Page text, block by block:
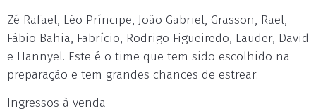
Zé Rafael, Léo Príncipe, João Gabriel, Grasson, Rael,
Fábio Bahia, Fabrício, Rodrigo Figueiredo, Lauder, David
e Hannyel. Este é o time que tem sido escolhido na
preparação e tem grandes chances de estrear.
Ingressos à venda